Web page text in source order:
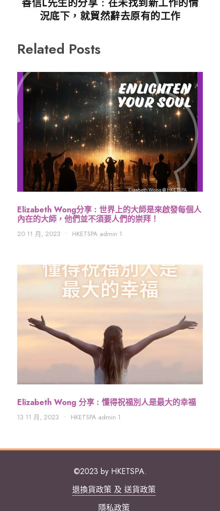
善信L先生的分享 : 在未找到新工作的情
況底下，就貿然辭去原有的工作
Related Posts
Elizabeth Wong分享 : 世界上的大師是來啟發每個人
內在的大師，他們並不須要人們的崇拜！
20 11 月, 2023 • HKETSPA admin 1
Elizabeth Wong 分享 : 懂得祝福別人是最大的幸福
13 11 月, 2023 • HKETSPA admin 1
©2023 by HKETSPA.
退換貨政策 及 送貨政策
隱私政策